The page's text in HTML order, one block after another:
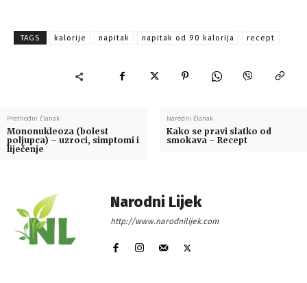
TAGS kalorije napitak napitak od 90 kalorija recept
Prethodni članak
Mononukleoza (bolest
poljupca) – uzroci, simptomi i
liječenje
Naredni članak
Kako se pravi slatko od
smokava – Recept
Narodni Lijek
http://www.narodnilijek.com